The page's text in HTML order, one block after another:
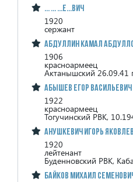
... ... ...е...вич
1920
сержант
Абдуллин Камал
1906
красноармеец
Актанышский 26.09.41
Абышев Егор Васильевич
1922
красноармеец
Тогучинский РВК,
Анушкевич Игорь
1920
лейтенант
Буденновский РВК,
Байков Михаил